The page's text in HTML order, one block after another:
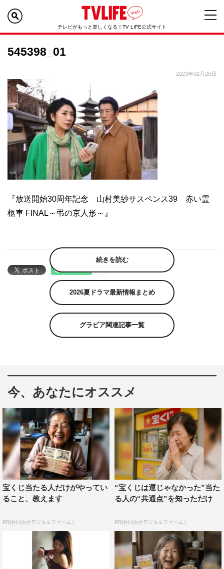
テレビがもっと楽しくなる！TV LIFE公式サイト
545398_01
2023年02月20日
『放送開始30周年記念 山村美紗サスペンス39 赤い霊
柩車 FINAL～弔の京人形～』
続きを読む
2026夏ドラマ最新情報まとめ
グラビア関連記事一覧
今、あなたにオススメ
宝くじ当たる人だけがやってい
ること、教えます
PR(合同会社デジタルファーム )
“宝くじは運じゃなかった”当た
る人の“共通点”を知っただけ
PR(合同会社デジタルファーム )